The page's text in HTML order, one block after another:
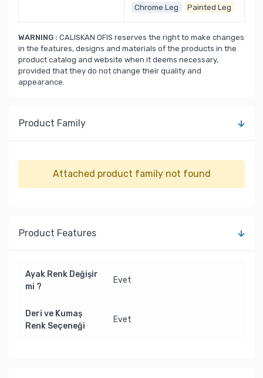
Chrome Leg Painted Leg
WARNING : CALISKAN OFIS reserves the right to make changes
in the features, designs and materials of the products in the
product catalog and website when it deems necessary,
provided that they do not change their quality and
appearance.
Product Family
Attached product family not found
Product Features
Ayak Renk Değişir
mi ?
Evet
Deri ve Kumaş
Renk Seçeneği
Evet